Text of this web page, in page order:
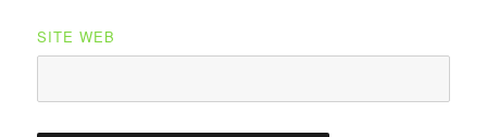
SITE WEB